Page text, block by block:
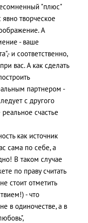
"плюс"
творческое
А
- ваше
и соответственно,
вас. А как сделать
партнером -
с другого
счастье
как источник
сама по себе, а
В таком случае
по праву считать
стоит отметить
- что
в одиночестве, а в